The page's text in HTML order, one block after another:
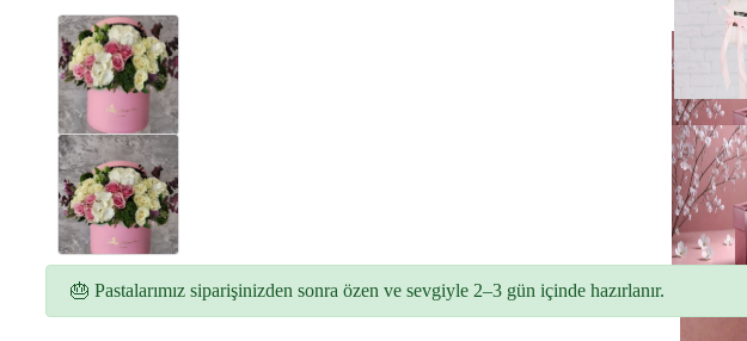
🎂 Pastalarımız siparişinizden sonra özen ve sevgiyle 2–3 gün içinde hazırlanır.